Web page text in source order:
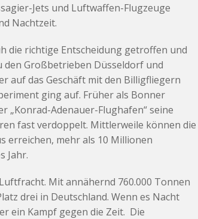
Jets und Luftwaffen-Flugzeuge
Nachtzeit.
die richtige Entscheidung getroffen und
den Großbetrieben Düsseldorf und
auf das Geschäft mit den Billigfliegern
ging auf. Früher als Bonner
„Konrad-Adenauer-Flughafen“ seine
fast verdoppelt. Mittlerweile können die
erreichen, mehr als 10 Millionen
Jahr.
Mit annähernd 760.000 Tonnen
drei in Deutschland. Wenn es Nacht
ein Kampf gegen die Zeit. Die